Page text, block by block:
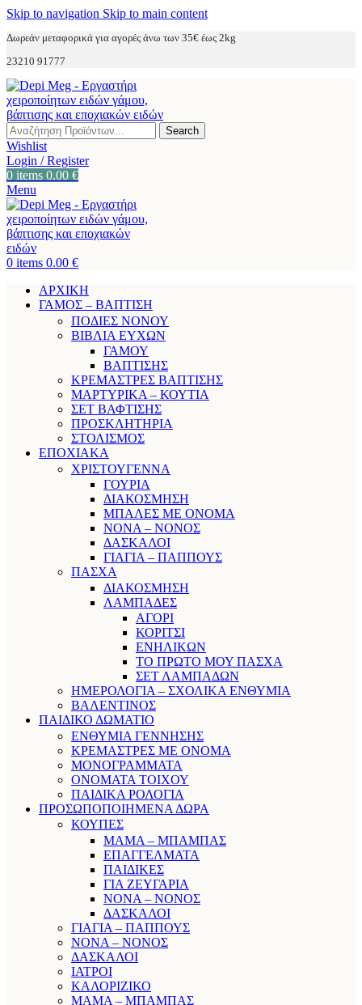
Skip to navigation Skip to main content
Δωρεάν μεταφορικά για αγορές άνω των 35€ έως 2kg
23210 91777
Search
Wishlist
Login / Register
0 items 0.00 €
Menu
0 items 0.00 €
ΑΡΧΙΚΗ
ΓΑΜΟΣ – ΒΑΠΤΙΣΗ
ΠΟΔΙΕΣ ΝΟΝΟΥ
ΒΙΒΛΙΑ ΕΥΧΩΝ
ΓΑΜΟΥ
ΒΑΠΤΙΣΗΣ
ΚΡΕΜΑΣΤΡΕΣ ΒΑΠΤΙΣΗΣ
ΜΑΡΤΥΡΙΚΑ – ΚΟΥΤΙΑ
ΣΕΤ ΒΑΦΤΙΣΗΣ
ΠΡΟΣΚΛΗΤΗΡΙΑ
ΣΤΟΛΙΣΜΟΣ
ΕΠΟΧΙΑΚΑ
ΧΡΙΣΤΟΥΓΕΝΝΑ
ΓΟΥΡΙΑ
ΔΙΑΚΟΣΜΗΣΗ
ΜΠΑΛΕΣ ΜΕ ΟΝΟΜΑ
ΝΟΝΑ – ΝΟΝΟΣ
ΔΑΣΚΑΛΟΙ
ΓΙΑΓΙΑ – ΠΑΠΠΟΥΣ
ΠΑΣΧΑ
ΔΙΑΚΟΣΜΗΣΗ
ΛΑΜΠΑΔΕΣ
ΑΓΟΡΙ
ΚΟΡΙΤΣΙ
ΕΝΗΛΙΚΩΝ
ΤΟ ΠΡΩΤΟ ΜΟΥ ΠΑΣΧΑ
ΣΕΤ ΛΑΜΠΑΔΩΝ
ΗΜΕΡΟΛΟΓΙΑ – ΣΧΟΛΙΚΑ ΕΝΘΥΜΙΑ
ΒΑΛΕΝΤΙΝΟΣ
ΠΑΙΔΙΚΟ ΔΩΜΑΤΙΟ
ΕΝΘΥΜΙΑ ΓΕΝΝΗΣΗΣ
ΚΡΕΜΑΣΤΡΕΣ ΜΕ ΟΝΟΜΑ
ΜΟΝΟΓΡΑΜΜΑΤΑ
ΟΝΟΜΑΤΑ ΤΟΙΧΟΥ
ΠΑΙΔΙΚΑ ΡΟΛΟΓΙΑ
ΠΡΟΣΩΠΟΠΟΙΗΜΕΝΑ ΔΩΡΑ
ΚΟΥΠΕΣ
ΜΑΜΑ – ΜΠΑΜΠΑΣ
ΕΠΑΓΓΕΛΜΑΤΑ
ΠΑΙΔΙΚΕΣ
ΓΙΑ ΖΕΥΓΑΡΙΑ
ΝΟΝΑ – ΝΟΝΟΣ
ΔΑΣΚΑΛΟΙ
ΓΙΑΓΙΑ – ΠΑΠΠΟΥΣ
ΝΟΝΑ – ΝΟΝΟΣ
ΔΑΣΚΑΛΟΙ
ΙΑΤΡΟΙ
ΚΑΛΟΡΙΖΙΚΟ
ΜΑΜΑ – ΜΠΑΜΠΑΣ